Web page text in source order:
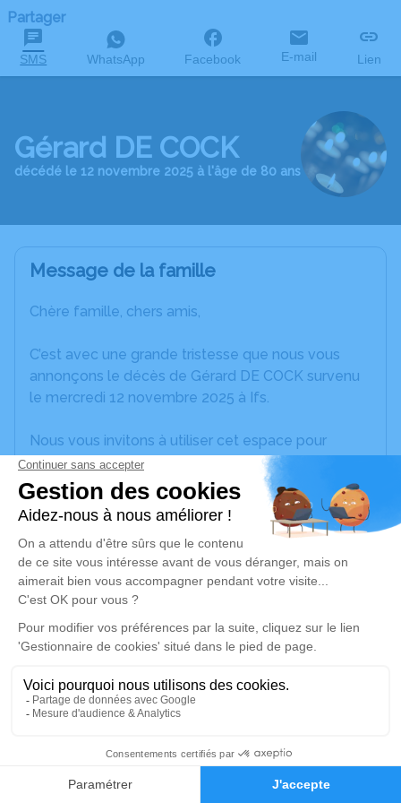
Faire-part Hommages
Partager
SMS WhatsApp Facebook E-mail Lien
Gérard DE COCK
décédé le 12 novembre 2025 à l'âge de 80 ans
Message de la famille
Chère famille, chers amis,
C’est avec une grande tristesse que nous vous
annonçons le décès de Gérard DE COCK survenu
le mercredi 12 novembre 2025 à Ifs.
Nous vous invitons à utiliser cet espace pour
laisser vos condoléances, partager des photos
souvenirs, une anecdote ou exprimer vos pensées
à travers des poèmes ou des textes. Cet endroit
est un lieu d'expression dédié à honorer la
mémoire de Gérard DE COCK.
Un service de plantation d’arbre hommage est
disponible ici.
Je rends hommage
Cérémonie religieuse
Église Saint André À Ifs Bourg d'Ifs